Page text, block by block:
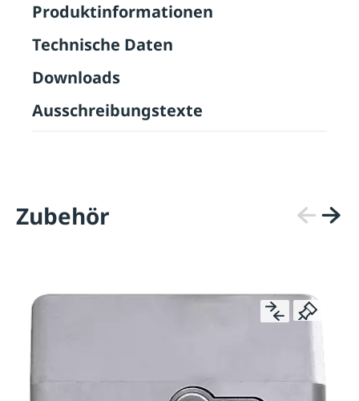
Produktinformationen
Technische Daten
Downloads
Ausschreibungstexte
Zubehör